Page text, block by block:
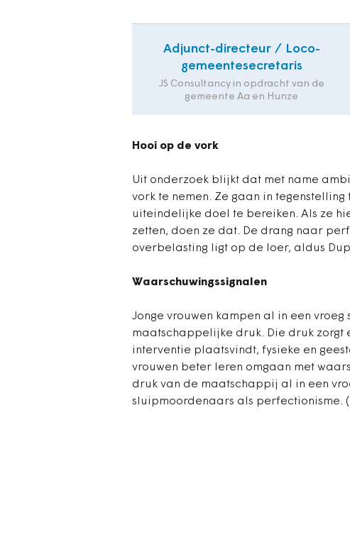
Adjunct-directeur / Loco-
gemeentesecretaris
JS Consultancy in opdracht van de
gemeente Aa en Hunze
Hooi op de vork
Uit onderzoek blijkt dat met name
vork te nemen. Ze gaan in
uiteindelijke doel te bereiken. Als ze
zetten, doen ze dat. De drang naar
overbelasting ligt op de loer, aldus
Waarschuwingssignalen
Jonge vrouwen kampen al in een
maatschappelijke druk. Die druk zorgt
interventie plaatsvindt, fysieke en
vrouwen beter leren omgaan met
druk van de maatschappij al in een
sluipmoordenaars als perfectionisme.